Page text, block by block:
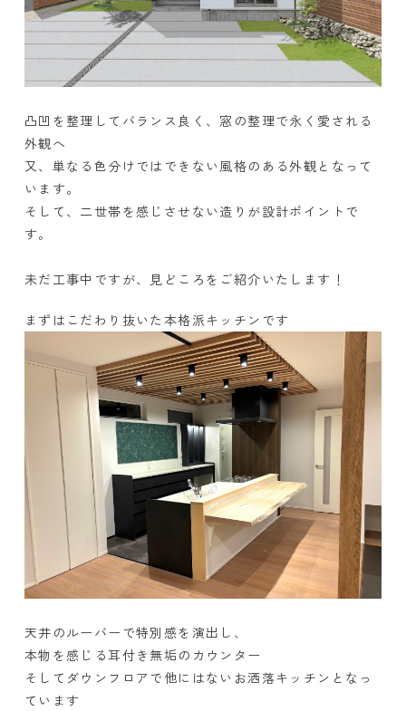
凸凹を整理してバランス良く、窓の整理で永く愛される
外観へ
又、単なる色分けではできない風格のある外観となって
います。
そして、二世帯を感じさせない造りが設計ポイントで
す。
未だ工事中ですが、見どころをご紹介いたします！
まずはこだわり抜いた本格派キッチンです
天井のルーバーで特別感を演出し、
本物を感じる耳付き無垢のカウンター
そしてダウンフロアで他にはないお洒落キッチンとなっ
ています